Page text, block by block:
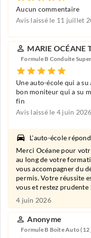
Aucun commentaire
Avis laissé le 11 juillet
MARIE OCÉANE
Formule B Conduite
Une auto-école qui a su
bon moniteur qui a su
fin
Avis laissé le 4 juin 2026
L'auto-école répond
Merci Océane pour
au long de votre
vous accompagner du
permis. Votre réussite
vous et restez prudente
4 juin 2026
Anonyme
Formule B Boite Auto (12